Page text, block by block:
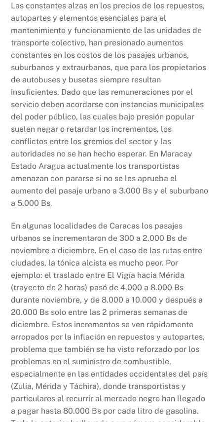
Las constantes alzas en los precios de los repuestos,
autopartes y elementos esenciales para el
mantenimiento y funcionamiento de las unidades de
transporte colectivo, han presionado aumentos
constantes en los costos de los pasajes urbanos,
suburbanos y extraurbanos, que para los propietarios
de autobuses y busetas siempre resultan
insuficientes. Dado que las remuneraciones por el
servicio deben acordarse con instancias municipales
del poder público, las cuales bajo presión popular
suelen negar o retardar los incrementos, los
conflictos entre los gremios del sector y las
autoridades no se han hecho esperar. En Maracay
Estado Aragua actualmente los transportistas
amenazan con pararse si no se les aprueba el
aumento del pasaje urbano a 3.000 Bs y el suburbano
a 5.000 Bs.
En algunas localidades de Caracas los pasajes
urbanos se incrementaron de 300 a 2.000 Bs de
noviembre a diciembre. En el caso de las rutas entre
ciudades, la tónica alcista es mucho peor. Por
ejemplo: el traslado entre El Vigía hacia Mérida
(trayecto de 2 horas) pasó de 4.000 a 8.000 Bs
durante noviembre, y de 8.000 a 10.000 y después a
20.000 Bs solo entre las 2 primeras semanas de
diciembre. Estos incrementos se ven rápidamente
arropados por la inflación en repuestos y autopartes,
problema que también se ha visto reforzado por los
problemas en el suministro de combustible,
especialmente en las entidades occidentales del país
(Zulia, Mérida y Táchira), donde transportistas y
particulares al recurrir al mercado negro han llegado
a pagar hasta 80.000 Bs por cada litro de gasolina.